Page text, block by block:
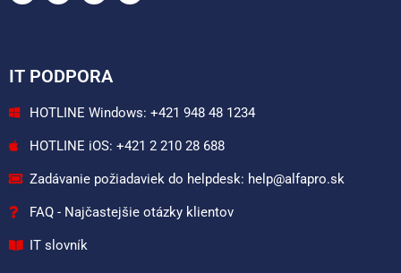
IT PODPORA
HOTLINE Windows: +421 948 48 1234
HOTLINE iOS: +421 2 210 28 688
Zadávanie požiadaviek do helpdesk: help@alfapro.sk
FAQ - Najčastejšie otázky klientov
IT slovník